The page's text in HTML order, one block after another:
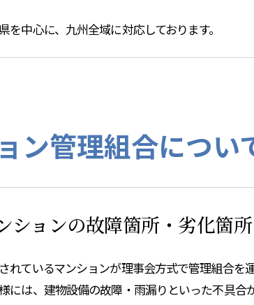
を中心に、九州全域に対応しております。
ン管理組合につい
ションの故障箇所・劣化箇
れているマンションが理事会方式で管理組合
には、建物設備の故障・雨漏りといった不具合